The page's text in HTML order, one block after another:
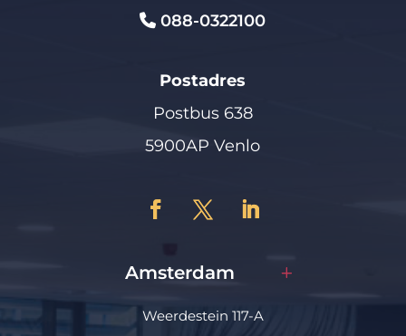
088-0322100
Postadres
Postbus 638
5900AP Venlo
Amsterdam
Weerdestein 117-A